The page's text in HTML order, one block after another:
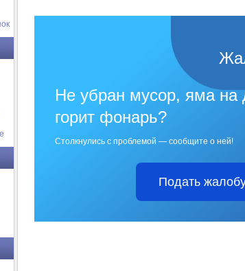
Не убран мусор, яма на
горит фонарь?
Столкнулись с проблемой — сообщите о ней!
Подать